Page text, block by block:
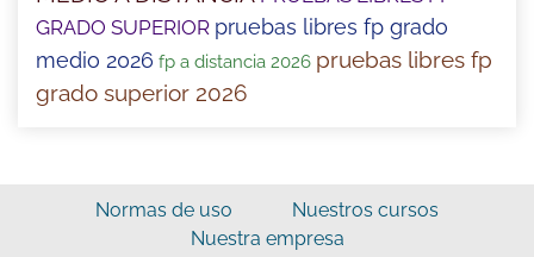
GRADO SUPERIOR pruebas libres fp grado
medio 2026 fp a distancia 2026 pruebas libres fp
grado superior 2026
Normas de uso
Nuestros cursos
Nuestra empresa